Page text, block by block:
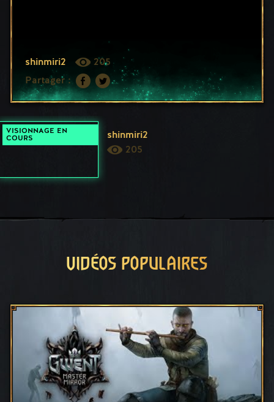
shinmiri2
205
Partager :
VISIONNAGE EN
COURS
shinmiri2
205
VIDÉOS POPULAIRES